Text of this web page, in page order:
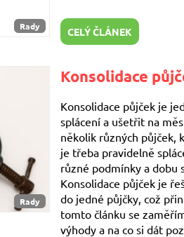
Rady CELÝ ČLÁNEK
Rady
Konsolidace
Konsolidace půjček je
splácení a ušetřit na
několik různých půjček,
je třeba pravidelně
různé podmínky a dobu
Konsolidace půjček je
do jedné půjčky, což
tomto článku se
výhody a na co si dát